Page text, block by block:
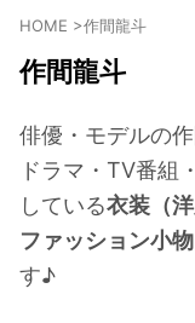
・有村架純
・ 広瀬すず
・ 川口春奈
・石原さとみ
・広瀬アリス
・松本若菜
・ 永野芽郁
・波瑠
HOME >作間龍斗
作間龍斗
俳優・モデルの
ドラマ・TV番
している衣装（
ファッション小
す♪